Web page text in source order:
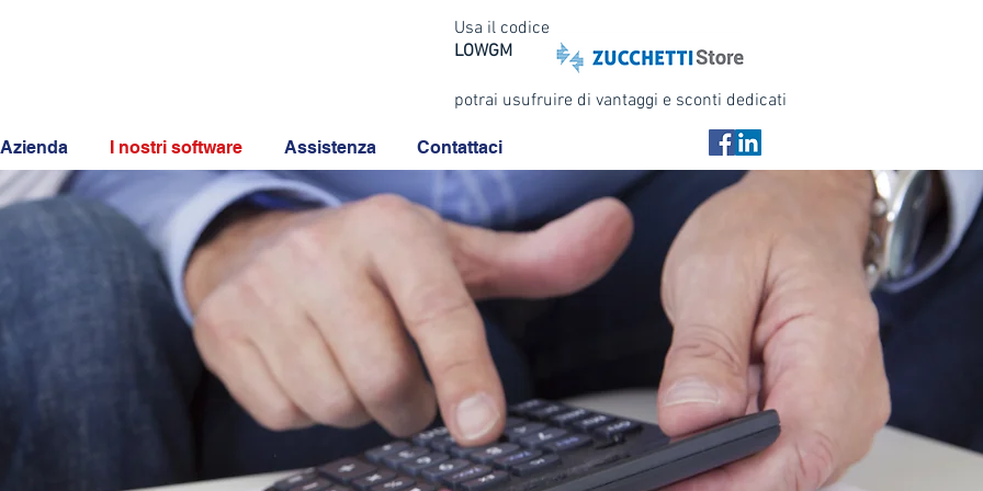
Usa il codice
LOWGM
potrai usufruire di vantaggi e sconti dedicati
Azienda I nostri software Assistenza Contattaci